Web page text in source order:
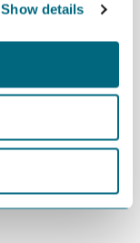
Show details